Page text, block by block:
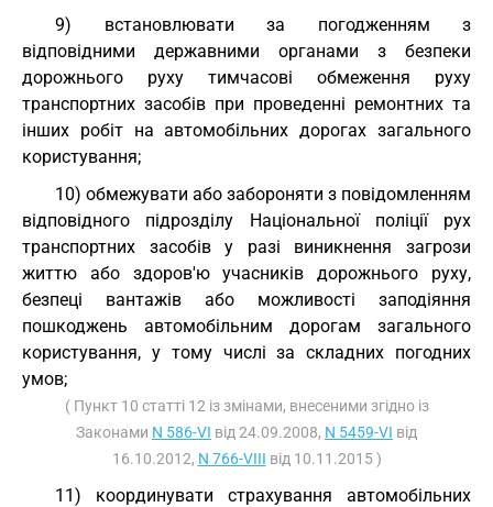
9) встановлювати за погодженням з
відповідними державними органами з безпеки
дорожнього руху тимчасові обмеження руху
транспортних засобів при проведенні ремонтних та
інших робіт на автомобільних дорогах загального
користування;
10) обмежувати або забороняти з повідомленням
відповідного підрозділу Національної поліції рух
транспортних засобів у разі виникнення загрози
життю або здоров'ю учасників дорожнього руху,
безпеці вантажів або можливості заподіяння
пошкоджень автомобільним дорогам загального
користування, у тому числі за складних погодних
умов;
( Пункт 10 статті 12 із змінами, внесеними згідно із
Законами N 586-VI від 24.09.2008, N 5459-VI від
16.10.2012, N 766-VIII від 10.11.2015 )
11) координувати страхування автомобільних